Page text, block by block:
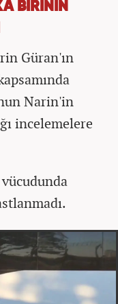
BİRİNİN
Güran'ın
Narin'in
incelemelere